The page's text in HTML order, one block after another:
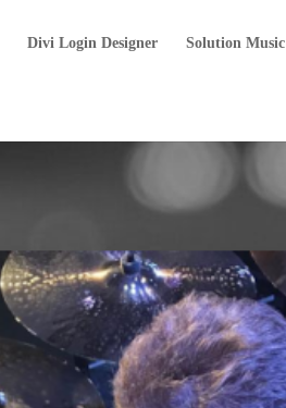
Divi Login Designer Solution Music